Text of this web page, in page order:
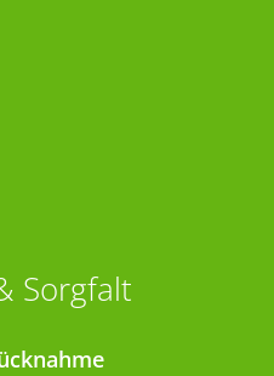
Sorgfalt